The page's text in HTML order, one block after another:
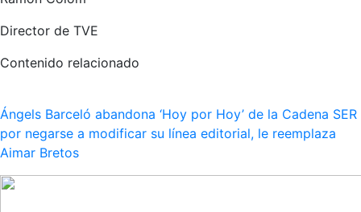
Director de TVE
Contenido relacionado
Ángels Barceló abandona ‘Hoy por Hoy’ de la Cadena SER
por negarse a modificar su línea editorial, le reemplaza
Aimar Bretos